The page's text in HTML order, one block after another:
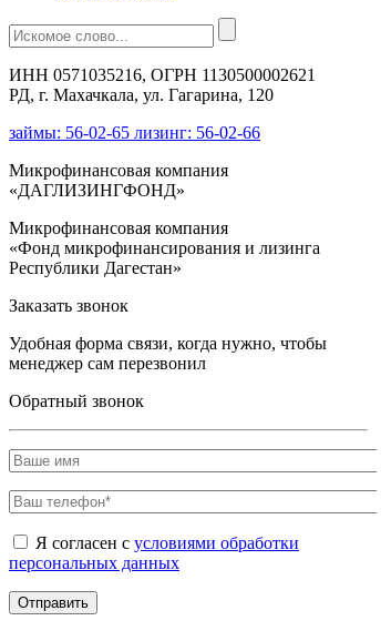
ИНН 0571035216, ОГРН 1130500002621
РД, г. Махачкала, ул. Гагарина, 120
займы: 56-02-65 лизинг: 56-02-66
Микрофинансовая компания
«ДАГЛИЗИНГФОНД»
Микрофинансовая компания
«Фонд микрофинансирования и лизинга
Республики Дагестан»
Заказать звонок
Удобная форма связи, когда нужно, чтобы
менеджер сам перезвонил
Обратный звонок
Я согласен с условиями обработки
персональных данных